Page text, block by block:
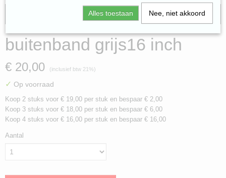
gratis verzending
buitenband grijs16 inch
€ 20,00 (inclusief btw 21%)
✓ Op voorraad
Koop 2 stuks voor € 19,00 per stuk en bespaar € 2,00
Koop 3 stuks voor € 18,00 per stuk en bespaar € 6,00
Koop 4 stuks voor € 16,00 per stuk en bespaar € 16,00
Aantal
Alles toestaan Nee, niet akkoord